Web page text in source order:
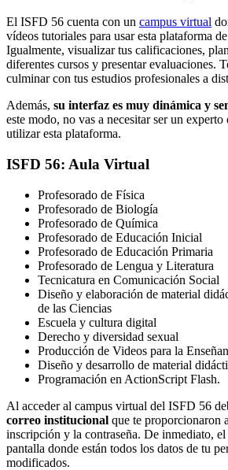
El ISFD 56 cuenta con un campus virtual
vídeos tutoriales para usar esta plataforma
Igualmente, visualizar tus calificaciones,
diferentes cursos y presentar evaluaciones.
culminar con tus estudios profesionales a
Además, su interfaz es muy dinámica y
este modo, no vas a necesitar ser un
utilizar esta plataforma.
ISFD 56: Aula Virtual
Profesorado de Física
Profesorado de Biología
Profesorado de Química
Profesorado de Educación Inicial
Profesorado de Educación Primaria
Profesorado de Lengua y Literatura
Tecnicatura en Comunicación Social
Diseño y elaboración de material
de las Ciencias
Escuela y cultura digital
Derecho y diversidad sexual
Producción de Videos para la
Diseño y desarrollo de material
Programación en ActionScript Flash.
Al acceder al campus virtual del ISFD 56
correo institucional que te proporcionaron
inscripción y la contraseña. De inmediato, el
pantalla donde están todos los datos de tu
modificados.